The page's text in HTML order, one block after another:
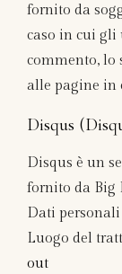
fornito da
caso in cui
commento, lo
alle pagine in
Disqus
Disqus è un
fornito da Big
Dati
Luogo del
out